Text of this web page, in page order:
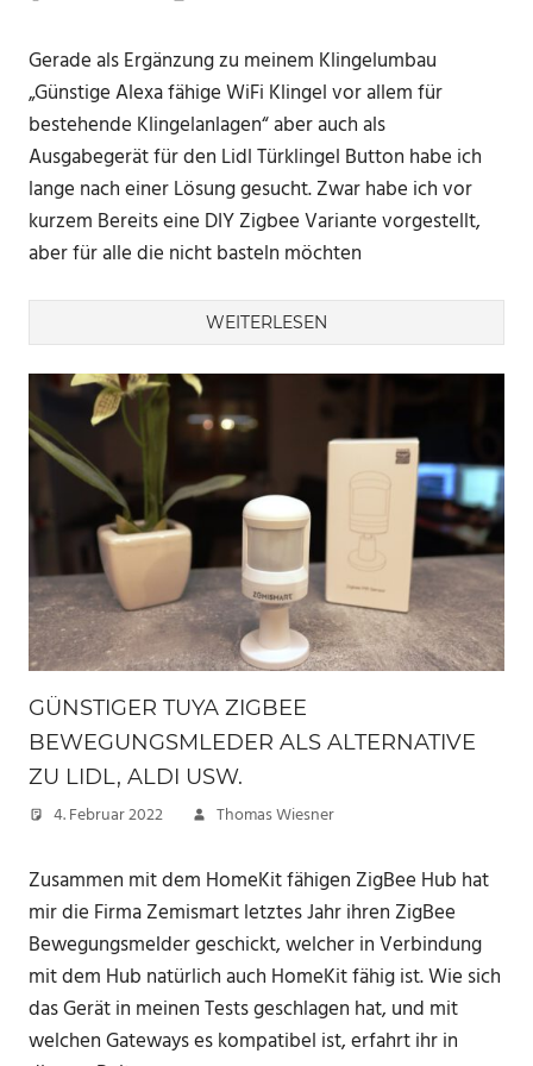
Gerade als Ergänzung zu meinem Klingelumbau
„Günstige Alexa fähige WiFi Klingel vor allem für
bestehende Klingelanlagen“ aber auch als
Ausgabegerät für den Lidl Türklingel Button habe ich
lange nach einer Lösung gesucht. Zwar habe ich vor
kurzem Bereits eine DIY Zigbee Variante vorgestellt,
aber für alle die nicht basteln möchten
WEITERLESEN
GÜNSTIGER TUYA ZIGBEE
BEWEGUNGSMLEDER ALS ALTERNATIVE
ZU LIDL, ALDI USW.
4. Februar 2022 Thomas Wiesner
Zusammen mit dem HomeKit fähigen ZigBee Hub hat
mir die Firma Zemismart letztes Jahr ihren ZigBee
Bewegungsmelder geschickt, welcher in Verbindung
mit dem Hub natürlich auch HomeKit fähig ist. Wie sich
das Gerät in meinen Tests geschlagen hat, und mit
welchen Gateways es kompatibel ist, erfahrt ihr in